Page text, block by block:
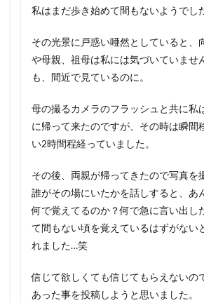
私はまだ歩き始めて間もないようでし
その光景に戸惑い唖然としていると、
や母親、祖母は私には気づいていませ
も、間近で見ているのに。
母の撮るカメラのフラッシュと共に私
に帰って来たのですが、その時は瞬間
い2時間程経っていました。
その後、両親が帰ってきたので写真を
誰がその場にいたかを話しすると、あ
何で覚えてるのか？何で急に言い出し
て間もない頃を覚えているはずがない
れました…笑
信じて欲しくても信じてもらえないの
あった事を投稿しようと思いました。